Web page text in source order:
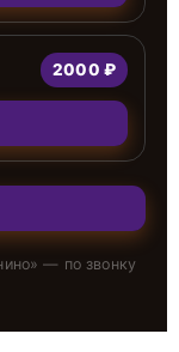
2000 ₽
» — по звонку